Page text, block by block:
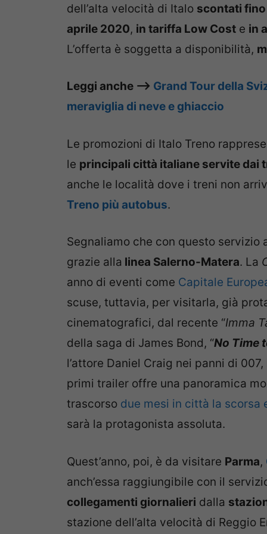
dell’alta velocità di Italo scontati fino
aprile 2020, in tariffa Low Cost e in
L’offerta è soggetta a disponibilità,
Leggi anche –> Grand Tour della
meraviglia di neve e ghiaccio
Le promozioni di Italo Treno
le principali città italiane servite dai
anche le località dove i treni non
Treno più autobus.
Segnaliamo che con questo
grazie alla linea Salerno-Matera. La
anno di eventi come Capitale
scuse, tuttavia, per visitarla, già
cinematografici, dal recente “Imma
della saga di James Bond, “No Time
l’attore Daniel Craig nei panni di
primi trailer offre una panoramica
trascorso due mesi in città la scorsa
sarà la protagonista assoluta.
Quest’anno, poi, è da visitare Parma,
anch’essa raggiungibile con il
collegamenti giornalieri dalla
stazione dell’alta velocità di Reggio